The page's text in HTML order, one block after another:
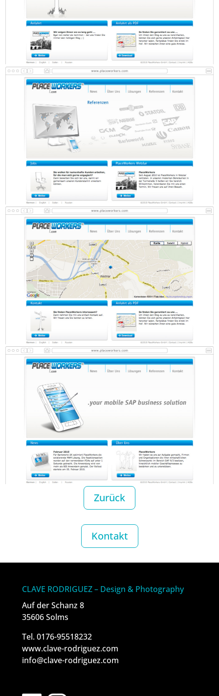
Zurück
Kontakt
CLAVE RODRIGUEZ – Design & Photography
Auf der Schanz 8
35606 Solms
Tel. 0176-95518232
www.clave-rodriguez.com
info@clave-rodriguez.com